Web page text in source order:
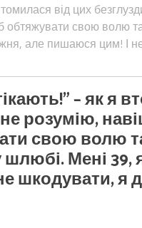
від цих
свою волю
але пишаюся цим! І
– як я
розумію,
свою волю
Мені 39,
шкодувати, я